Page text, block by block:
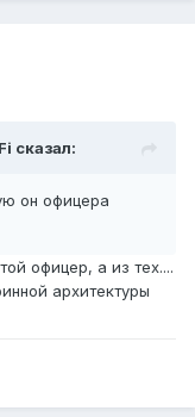
сказал:
он офицера
офицер, а из тех....
архитектуры